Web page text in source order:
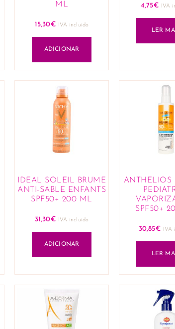
ML
15,30€ IVA incluido
ADICIONAR
4,75€ IVA
LER
IDEAL SOLEIL BRUME
ANTI-SABLE ENFANTS
SPF50+ 200 ML
31,30€ IVA incluido
ADICIONAR
ANTHELIOS
SPF50+
30,85€ IVA
LER